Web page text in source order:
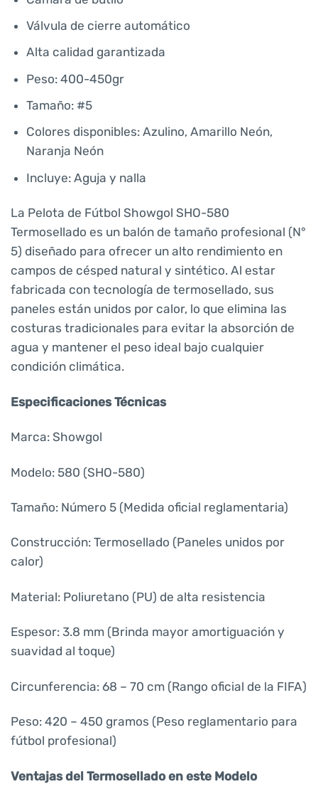
Válvula de cierre automático
Alta calidad garantizada
Peso: 400-450gr
Tamaño: #5
Colores disponibles: Azulino, Amarillo Neón,
Naranja Neón
Incluye: Aguja y nalla
La Pelota de Fútbol Showgol SHO-580
Termosellado es un balón de tamaño profesional (N°
5) diseñado para ofrecer un alto rendimiento en
campos de césped natural y sintético. Al estar
fabricada con tecnología de termosellado, sus
paneles están unidos por calor, lo que elimina las
costuras tradicionales para evitar la absorción de
agua y mantener el peso ideal bajo cualquier
condición climática.
Especificaciones Técnicas
Marca: Showgol
Modelo: 580 (SHO-580)
Tamaño: Número 5 (Medida oficial reglamentaria)
Construcción: Termosellado (Paneles unidos por
calor)
Material: Poliuretano (PU) de alta resistencia
Espesor: 3.8 mm (Brinda mayor amortiguación y
suavidad al toque)
Circunferencia: 68 – 70 cm (Rango oficial de la FIFA)
Peso: 420 – 450 gramos (Peso reglamentario para
fútbol profesional)
Ventajas del Termosellado en este Modelo